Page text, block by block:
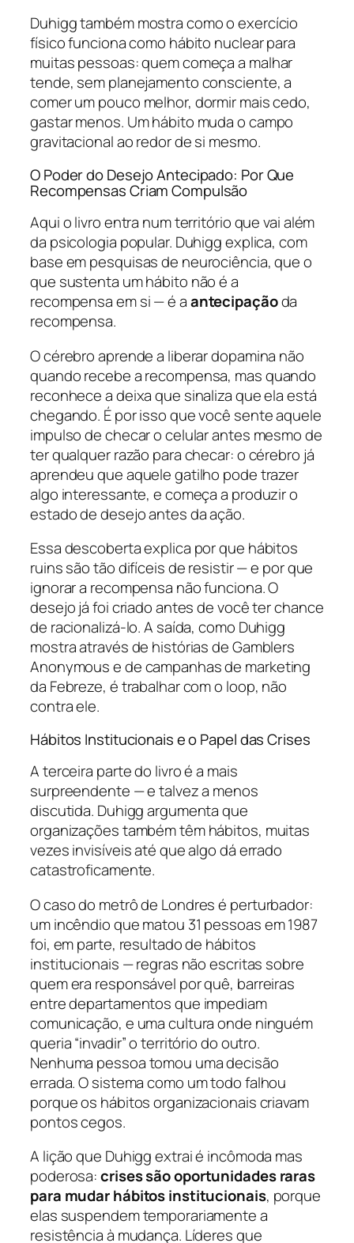
Duhigg também mostra como o exercício
físico funciona como hábito nuclear para
muitas pessoas: quem começa a malhar
tende, sem planejamento consciente, a
comer um pouco melhor, dormir mais cedo,
gastar menos. Um hábito muda o campo
gravitacional ao redor de si mesmo.
O Poder do Desejo Antecipado: Por Que
Recompensas Criam Compulsão
Aqui o livro entra num território que vai além
da psicologia popular. Duhigg explica, com
base em pesquisas de neurociência, que o
que sustenta um hábito não é a
recompensa em si — é aantecipaçãoda
recompensa.
O cérebro aprende a liberar dopamina não
quando recebe a recompensa, mas quando
reconhece a deixa que sinaliza que ela está
chegando. É por isso que você sente aquele
impulso de checar o celular antes mesmo de
ter qualquer razão para checar: o cérebro já
aprendeu que aquele gatilho pode trazer
algo interessante, e começa a produzir o
estado de desejo antes da ação.
Essa descoberta explica por que hábitos
ruins são tão difíceis de resistir — e por que
ignorar a recompensa não funciona. O
desejo já foi criado antes de você ter chance
de racionalizá-lo. A saída, como Duhigg
mostra através de histórias de Gamblers
Anonymous e de campanhas de marketing
da Febreze, é trabalhar com o loop, não
contra ele.
Hábitos Institucionais e o Papel das Crises
A terceira parte do livro é a mais
surpreendente — e talvez a menos
discutida. Duhigg argumenta que
organizações também têm hábitos, muitas
vezes invisíveis até que algo dá errado
catastroficamente.
O caso do metrô de Londres é perturbador:
um incêndio que matou 31 pessoas em 1987
foi, em parte, resultado de hábitos
institucionais — regras não escritas sobre
quem era responsável por quê, barreiras
entre departamentos que impediam
comunicação, e uma cultura onde ninguém
queria “invadir” o território do outro.
Nenhuma pessoa tomou uma decisão
errada. O sistema como um todo falhou
porque os hábitos organizacionais criavam
pontos cegos.
A lição que Duhigg extrai é incômoda mas
poderosa:crises são oportunidades raras
para mudar hábitos institucionais, porque
elas suspendem temporariamente a
resistência à mudança. Líderes que